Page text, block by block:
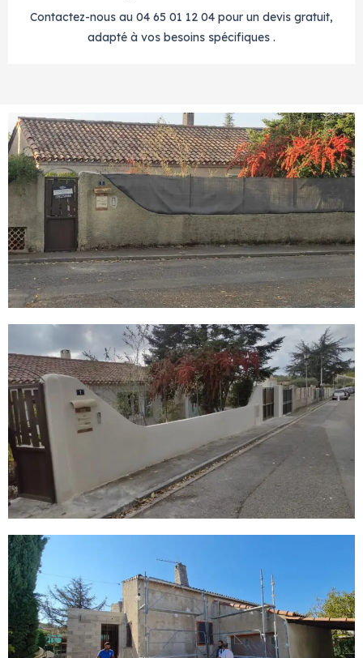
Contactez-nous au 04 65 01 12 04 pour un devis gratuit,
adapté à vos besoins spécifiques .